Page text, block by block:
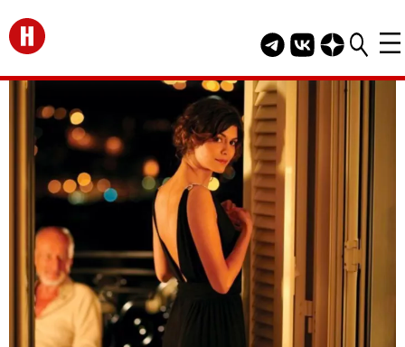
Перейти на главную
Telegram канал
Группа HELLO
Канал